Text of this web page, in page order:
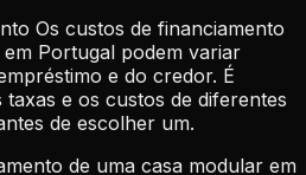
Os custos de financiamento
Portugal podem variar
e do credor. É
e os custos de diferentes
de escolher um.
de uma casa modular em